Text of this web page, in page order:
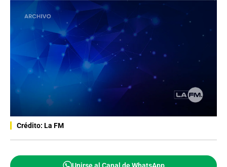
Crédito: La FM
Unirse al Canal de WhatsApp